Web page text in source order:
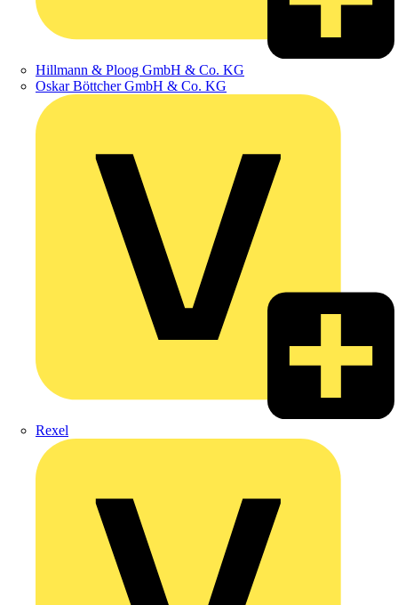
Hillmann & Ploog GmbH & Co. KG
Oskar Böttcher GmbH & Co. KG
Rexel